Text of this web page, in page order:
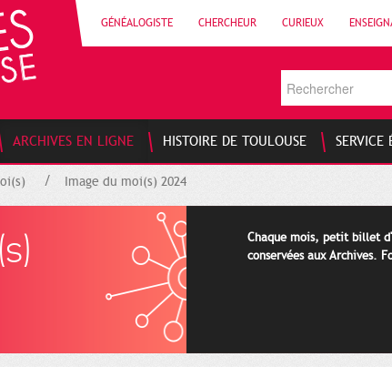
GÉNÉALOGISTE CHERCHEUR CURIEUX
ARCHIVES EN LIGNE HISTOIRE DE TOULOUSE SERVICE
Image du moi(s) 2024
Chaque mois, petit billet
conservées aux Archives.